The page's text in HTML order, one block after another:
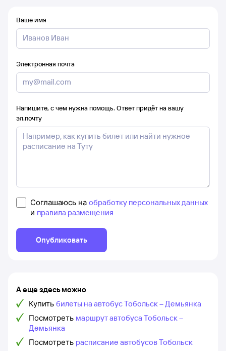
Ваше имя
Электронная почта
Напишите, с чем нужна помощь. Ответ придёт на вашу
эл.почту
Соглашаюсь на обработку персональных данных
и правила размещения
Опубликовать
А еще здесь можно
Купить билеты на автобус Тобольск – Демьянка
Посмотреть маршрут автобуса Тобольск –
Демьянка
Посмотреть расписание автобусов Тобольск